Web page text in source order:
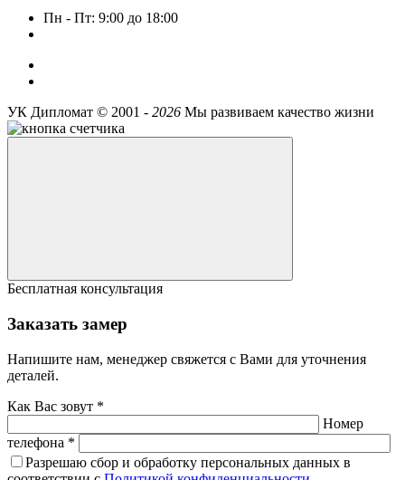
Пн - Пт: 9:00 до 18:00
УК Дипломат © 2001 - 2026 Мы развиваем качество жизни
Бесплатная консультация
Заказать замер
Напишите нам, менеджер свяжется с Вами для уточнения
деталей.
Как Вас зовут *
Номер
телефона *
Разрешаю сбор и обработку персональных данных в